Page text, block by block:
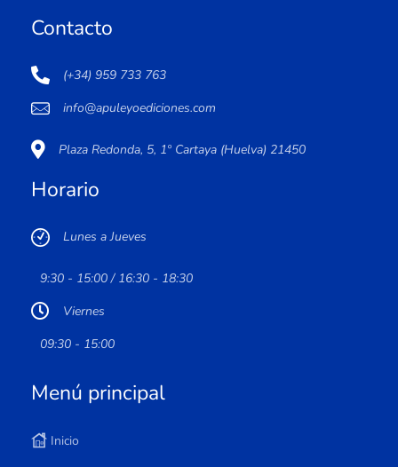
Contacto
(+34) 959 733 763
info@apuleyoediciones.com
Plaza Redonda, 5, 1º Cartaya (Huelva) 21450
Horario
Lunes a Jueves
9:30 - 15:00 / 16:30 - 18:30
Viernes
09:30 - 15:00
Menú principal
Inicio